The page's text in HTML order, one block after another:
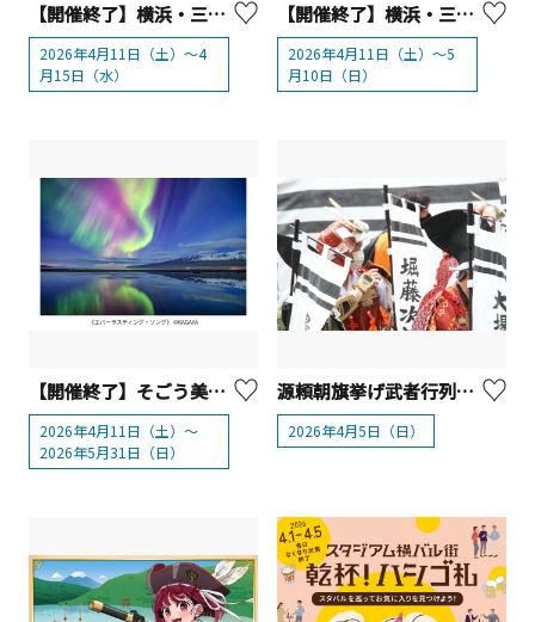
【開催終了】横浜・三溪園 さくらそう展
2026年4月11日（土）～4
月15日（水）
【開催終了】横浜・三溪園 新緑の遊歩道開放
2026年4月11日（土）～5
月10日（日）
【開催終了】そごう美術館 「KAGAYA 天空の歌」
2026年4月11日（土）〜
2026年5月31日（日）
源頼朝旗挙げ武者行列【湯河原町】
2026年4月5日（日）